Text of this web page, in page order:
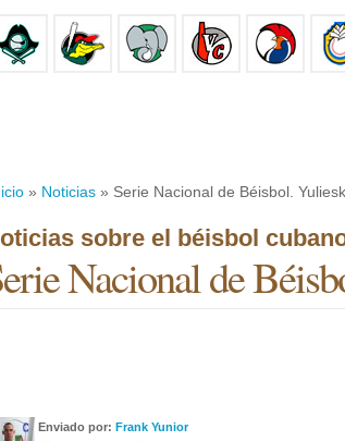
» Noticias » Serie Nacional de Béisbol.
sobre el béisbol
Nacional de
Enviado por: Frank Yunior